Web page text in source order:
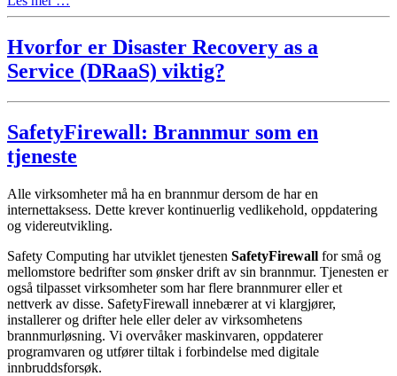
Hvorfor er Disaster Recovery as a
Service (DRaaS) viktig?
SafetyFirewall: Brannmur som en
tjeneste
Alle virksomheter må ha en brannmur dersom de har en
internettaksess. Dette krever kontinuerlig vedlikehold, oppdatering
og videreutvikling.
Safety Computing har utviklet tjenesten SafetyFirewall for små og
mellomstore bedrifter som ønsker drift av sin brannmur. Tjenesten er
også tilpasset virksomheter som har flere brannmurer eller et
nettverk av disse. SafetyFirewall innebærer at vi klargjører,
installerer og drifter hele eller deler av virksomhetens
brannmurløsning. Vi overvåker maskinvaren, oppdaterer
programvaren og utfører tiltak i forbindelse med digitale
innbruddsforsøk.